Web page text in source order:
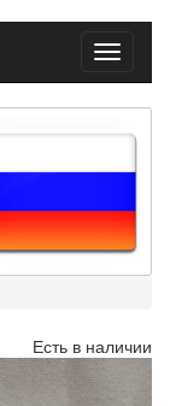
Toggle
Есть в наличии